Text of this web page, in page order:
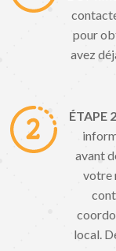
pour
avez
ÉTAPE
avant
votre
local.